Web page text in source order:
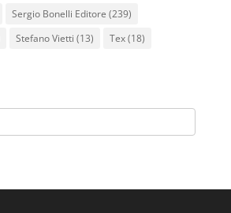
Sergio Bonelli Editore (239)
Stefano Vietti (13) Tex(18)